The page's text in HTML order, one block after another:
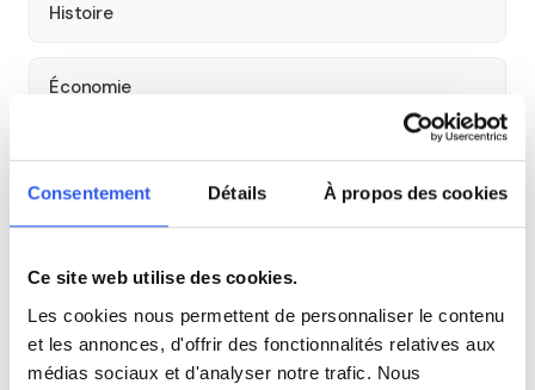
Consentement Détails À propos des cookies
Ce site web utilise des cookies.
Les cookies nous permettent de personnaliser le contenu
et les annonces, d'offrir des fonctionnalités relatives aux
médias sociaux et d'analyser notre trafic. Nous
Histoire
Économie
Espagnol
Allemand
Cours par niveau
Seconde Première Terminale